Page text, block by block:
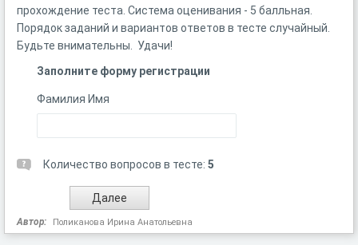
прохождение теста. Система оценивания - 5 балльная.
Порядок заданий и вариантов ответов в тесте случайный.
Будьте внимательны. Удачи!
Заполните форму регистрации
Фамилия Имя
Количество вопросов в тесте: 5
Автор: Поликанова Ирина Анатольевна